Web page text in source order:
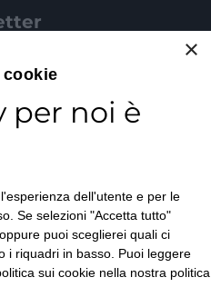
×
per noi è
dell'utente e per le
Se selezioni "Accetta tutto"
puoi sceglierei quali ci
i riquadri in basso. Puoi leggere
sui cookie nella nostra politica